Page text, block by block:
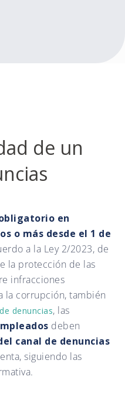
de un
en
o más desde el 1 de
a la Ley 2/2023, de
la protección de las
infracciones
la corrupción, también
denuncias, las
deben
canal de denuncias
siguiendo las